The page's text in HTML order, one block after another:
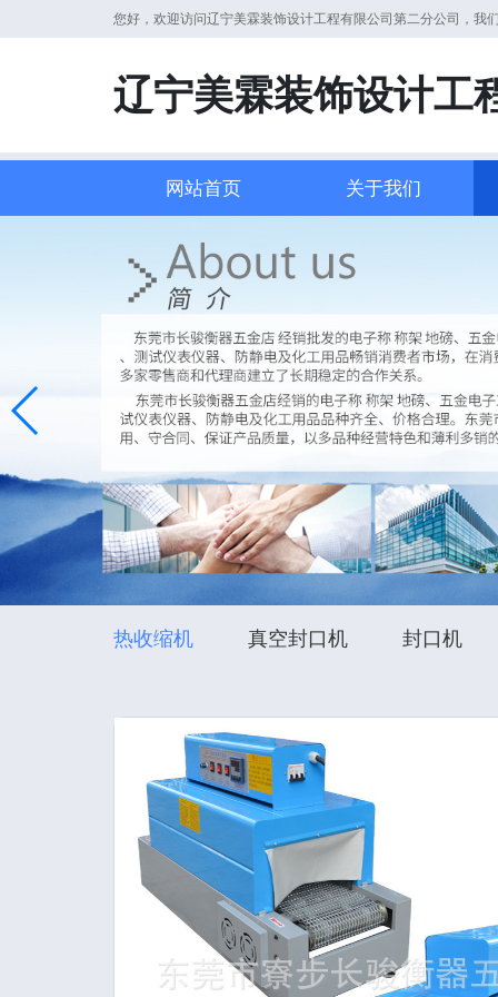
您好，欢迎访问辽宁美霖装饰设计工程有限公司第二分公司，我
辽宁美霖装饰设计工
网站首页 关于我们
热收缩机 真空封口机 封口机